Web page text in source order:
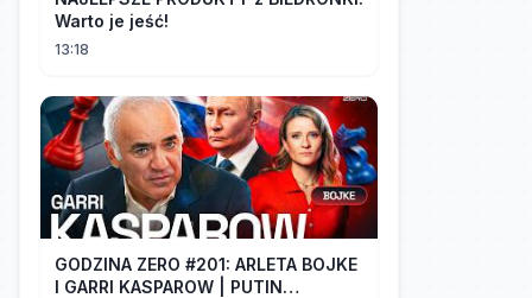
Warto je jeść!
13:18
GODZINA ZERO #201: ARLETA BOJKE
I GARRI KASPAROW | PUTIN